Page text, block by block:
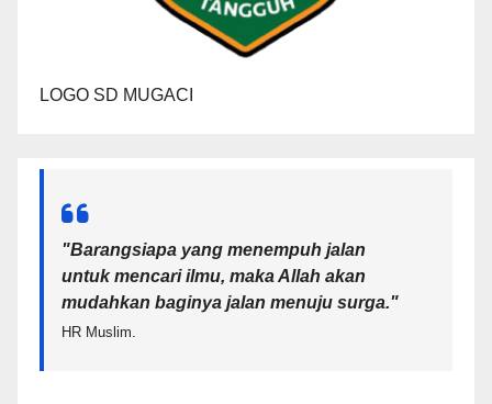
LOGO SD MUGACI
"Barangsiapa yang menempuh jalan
untuk mencari ilmu, maka Allah akan
mudahkan baginya jalan menuju surga."
HR Muslim.